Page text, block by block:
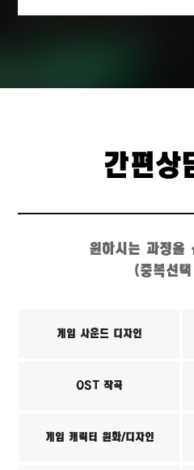
간편상
원하시는 과정을
(중복선
게임 사운드 디자인
OST 작곡
게임 캐릭터 원화/디자인